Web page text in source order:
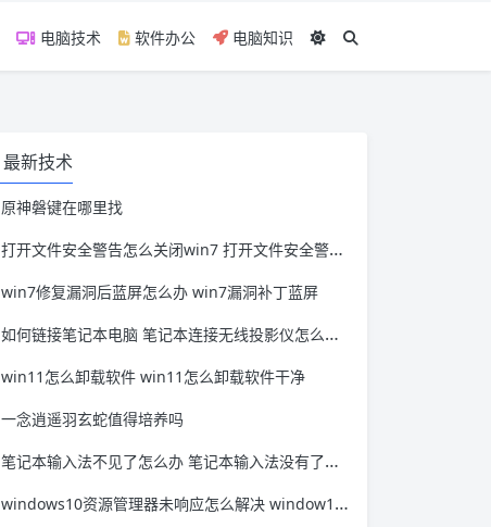
电脑技术 软件办公 电脑知识
最新技术
原神磐键在哪里找
打开文件安全警告怎么关闭win7 打开文件安全警告怎么关闭win11
win7修复漏洞后蓝屏怎么办 win7漏洞补丁蓝屏
如何链接笔记本电脑 笔记本连接无线投影仪怎么连接
win11怎么卸载软件 win11怎么卸载软件干净
一念逍遥羽玄蛇值得培养吗
笔记本输入法不见了怎么办 笔记本输入法没有了怎么办
windows10资源管理器未响应怎么解决 window10资源管理器无响应